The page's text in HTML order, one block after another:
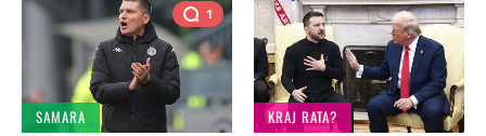
1
SAMARA
KRAJ RATA?